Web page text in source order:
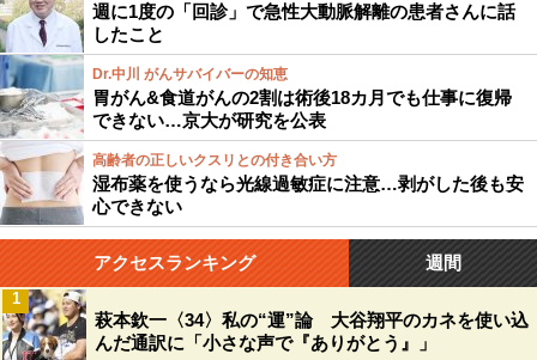
週に1度の「回診」で急性大動脈解離の患者さんに話
したこと
Dr.中川 がんサバイバーの知恵
胃がん&食道がんの2割は術後18カ月でも仕事に復帰
できない…京大が研究を公表
高齢者の正しいクスリとの付き合い方
湿布薬を使うなら光線過敏症に注意…剥がした後も安
心できない
アクセスランキング 週間
萩本欽一〈34〉私の“運”論 大谷翔平のカネを使い込
んだ通訳に「小さな声で『ありがとう』」
1